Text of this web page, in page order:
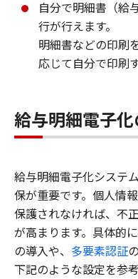
自分で明細書（給
行が行えます。
明細書などの印刷
応じて自分で印刷
給与明細電子
給与明細電子化システ
保が重要です。個人情
保護されなければ、不
が高まります。具体的
の導入や、 多要素認証
下記のような設定を参